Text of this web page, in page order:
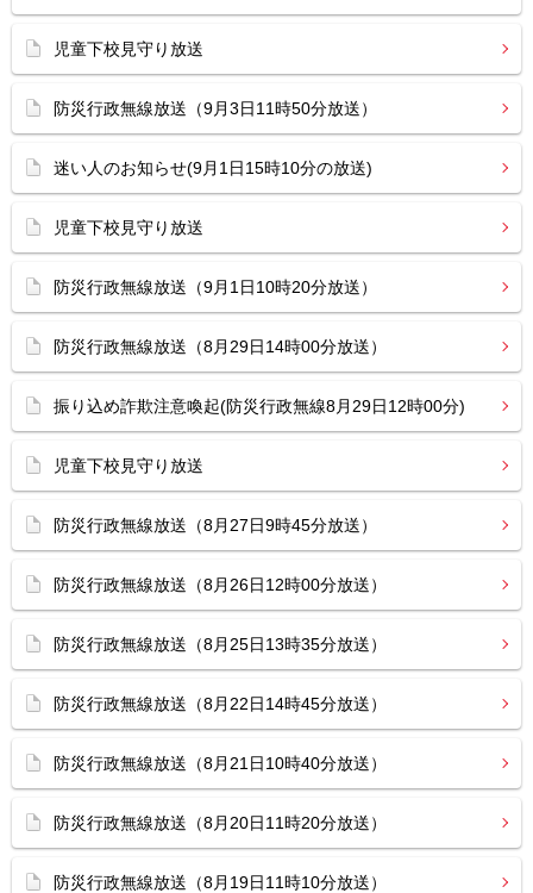
児童下校見守り放送
防災行政無線放送（9月3日11時50分放送）
迷い人のお知らせ(9月1日15時10分の放送)
児童下校見守り放送
防災行政無線放送（9月1日10時20分放送）
防災行政無線放送（8月29日14時00分放送）
振り込め詐欺注意喚起(防災行政無線8月29日12時00分)
児童下校見守り放送
防災行政無線放送（8月27日9時45分放送）
防災行政無線放送（8月26日12時00分放送）
防災行政無線放送（8月25日13時35分放送）
防災行政無線放送（8月22日14時45分放送）
防災行政無線放送（8月21日10時40分放送）
防災行政無線放送（8月20日11時20分放送）
防災行政無線放送（8月19日11時10分放送）